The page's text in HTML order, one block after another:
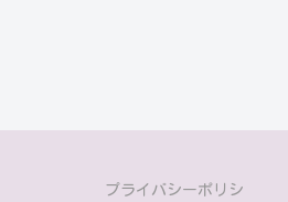
プライバシーポリシ